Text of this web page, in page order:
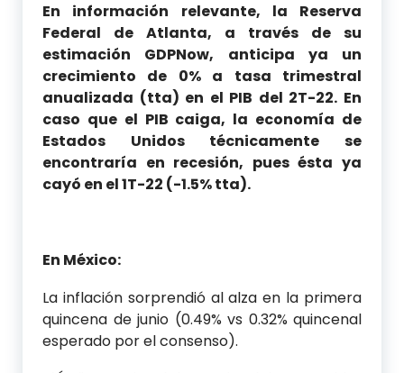
En información relevante, la Reserva
Federal de Atlanta, a través de su
estimación GDPNow, anticipa ya un
crecimiento de 0% a tasa trimestral
anualizada (tta) en el PIB del 2T-22. En
caso que el PIB caiga, la economía de
Estados Unidos técnicamente se
encontraría en recesión, pues ésta ya
cayó en el 1T-22 (-1.5% tta).
En México:
La inflación sorprendió al alza en la primera
quincena de junio (0.49% vs 0.32% quincenal
esperado por el consenso).